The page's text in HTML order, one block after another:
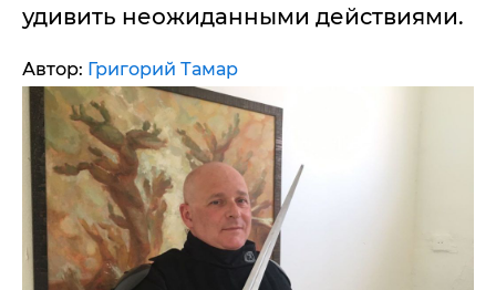
удивить неожиданными действиями.
Автор: Григорий Тамар